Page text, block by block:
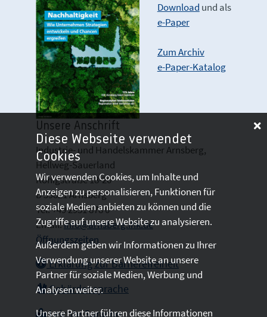
Download und als
e-Paper
Zum Archiv
e-Paper-Katalog
Unsere Anschrift
Industrie- und Handelskammer Arnsberg,
Hellweg-Sauerland
Königstraße 18-20
D 59821 Arnsberg
Tel: +49 2931 878 0
Email:info@arnsberg.ihk.de
Öffnungszeiten
Erklärung zur Barrierefreiheit
Gebärdensprache
Leichte Sprache
Diese Webseite verwendet
Cookies
Wir verwenden Cookies, um Inhalte und
Anzeigen zu personalisieren, Funktionen für
soziale Medien anbieten zu können und die
Zugriffe auf unsere Website zu analysieren.
Außerdem geben wir Informationen zu Ihrer
Verwendung unserer Website an unsere
Partner für soziale Medien, Werbung und
Analysen weiter.
Unsere Partner führen diese Informationen